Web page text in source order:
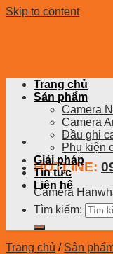
Skip to content
HOTLINE:
Camera
Trang chủ
Sản phẩm
Camera
Camera
Đầu ghi
Phụ kiện
Giải pháp
Tin tức
Liên hệ
Tìm kiếm:
Trang chủ / Sản